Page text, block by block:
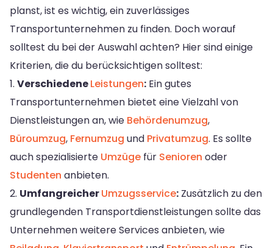
planst, ist es wichtig, ein zuverlässiges
Transportunternehmen zu finden. Doch worauf
solltest du bei der Auswahl achten? Hier sind einige
Kriterien, die du berücksichtigen solltest:
1. VerschiedeneLeistungen: Ein gutes
Transportunternehmen bietet eine Vielzahl von
Dienstleistungen an, wie Behördenumzug,
Büroumzug, Fernumzug und Privatumzug. Es sollte
auch spezialisierte Umzüge für Senioren oder
Studenten anbieten.
2. UmfangreicherUmzugsservice: Zusätzlich zu den
grundlegenden Transportdienstleistungen sollte das
Unternehmen weitere Services anbieten, wie